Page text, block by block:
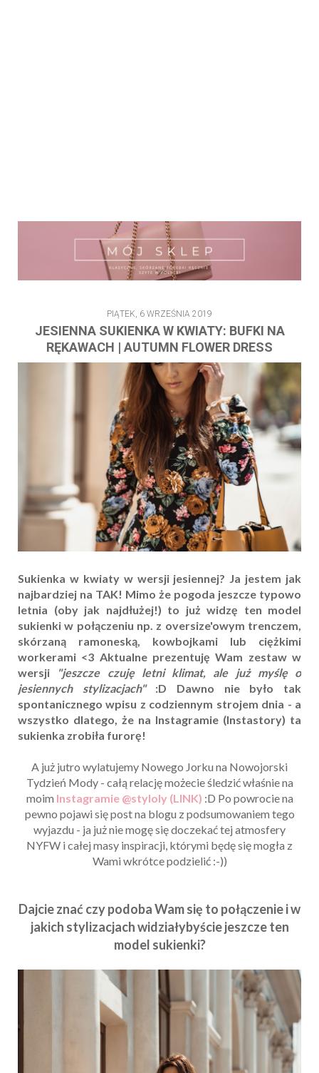
PIĄTEK, 6 WRZEŚNIA 2019
JESIENNA SUKIENKA W KWIATY: BUFKI NA
RĘKAWACH | AUTUMN FLOWER DRESS
Sukienka w kwiaty w wersji jesiennej? Ja jestem jak
najbardziej na TAK! Mimo że pogoda jeszcze typowo
letnia (oby jak najdłużej!) to już widzę ten model
sukienki w połączeniu np. z oversize'owym trenczem,
skórzaną ramoneską, kowbojkami lub ciężkimi
workerami <3 Aktualne prezentuję Wam zestaw w
wersji
"jeszcze czuję letni klimat, ale już myślę o
jesiennych stylizacjach" :D Dawno nie było tak
spontanicznego wpisu z codziennym strojem dnia - a
wszystko dlatego, że na Instagramie (Instastory) ta
sukienka zrobiła furorę!
A już jutro wylatujemy Nowego Jorku na Nowojorski
Tydzień Mody - całą relację możecie śledzić właśnie na
moim Instagramie @styloly (LINK) :D Po powrocie na
pewno pojawi się post na blogu z podsumowaniem tego
wyjazdu - ja już nie mogę się doczekać tej atmosfery
NYFW i całej masy inspiracji, którymi będę się mogła z
Wami wkrótce podzielić :-))
Dajcie znać czy podoba Wam się to połączenie i w
jakich stylizacjach widziałybyście jeszcze ten
model sukienki?